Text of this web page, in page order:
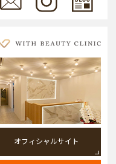
オフィシャルサイト